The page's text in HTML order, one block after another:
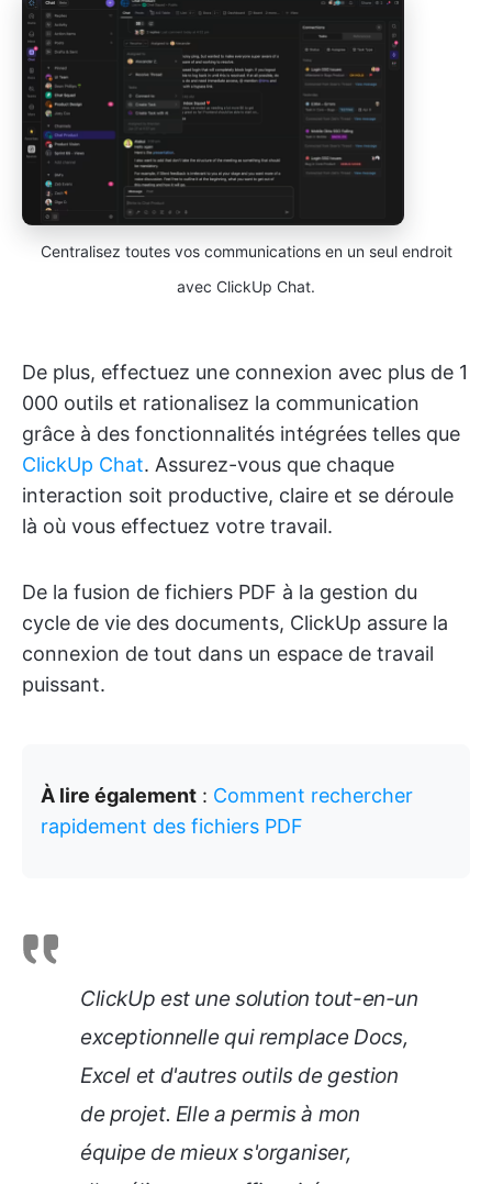
Centralisez toutes vos communications en un seul endroit
avec ClickUp Chat.
De plus, effectuez une connexion avec plus de 1
000 outils et rationalisez la communication
grâce à des fonctionnalités intégrées telles que
ClickUp Chat. Assurez-vous que chaque
interaction soit productive, claire et se déroule
là où vous effectuez votre travail.
De la fusion de fichiers PDF à la gestion du
cycle de vie des documents, ClickUp assure la
connexion de tout dans un espace de travail
puissant.
À lire également : Comment rechercher
rapidement des fichiers PDF
ClickUp est une solution tout-en-un
exceptionnelle qui remplace Docs,
Excel et d'autres outils de gestion
de projet. Elle a permis à mon
équipe de mieux s'organiser,